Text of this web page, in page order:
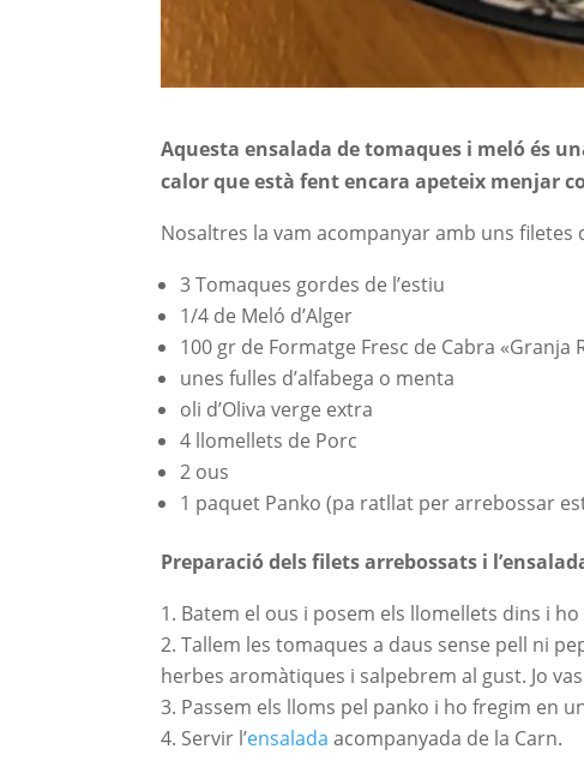
Aquesta ensalada de tomaques i meló és
calor que està fent encara apeteix menjar
Nosaltres la vam acompanyar amb uns filetes
3 Tomaques gordes de l’estiu
1/4 de Meló d’Alger
100 gr de Formatge Fresc de Cabra «Granja
unes fulles d’alfabega o menta
oli d’Oliva verge extra
4 llomellets de Porc
2 ous
1 paquet Panko (pa ratllat per arrebossar
Preparació dels filets arrebossats i
Batem el ous i posem els llomellets dins i
Tallem les tomaques a daus sense pell ni
herbes aromàtiques i salpebrem al gust. Jo
Passem els lloms pel panko i ho fregim en
Servir l’ensalada acompanyada de la Carn.